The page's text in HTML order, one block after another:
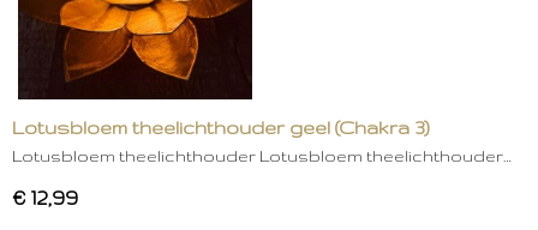
Lotusbloem theelichthouder geel (Chakra 3)
Lotusbloem theelichthouder Lotusbloem theelichthouder…
€ 12,99